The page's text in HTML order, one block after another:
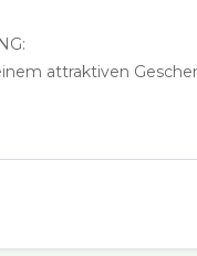
attraktiven